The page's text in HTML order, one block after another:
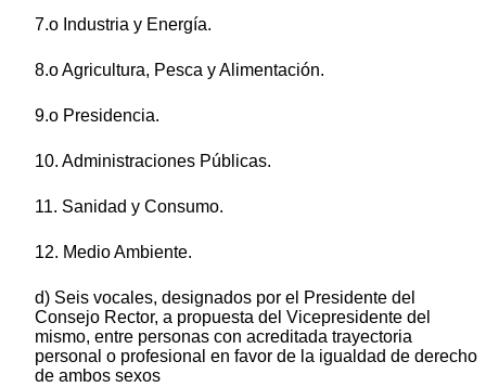
7.o Industria y Energía.
8.o Agricultura, Pesca y Alimentación.
9.o Presidencia.
10. Administraciones Públicas.
11. Sanidad y Consumo.
12. Medio Ambiente.
d) Seis vocales, designados por el Presidente del
Consejo Rector, a propuesta del Vicepresidente del
mismo, entre personas con acreditada trayectoria
personal o profesional en favor de la igualdad de derecho
de ambos sexos